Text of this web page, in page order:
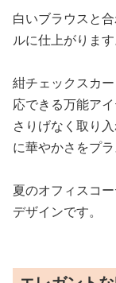
白いブラウスと
ルに仕上がります
紺チェックスカ
応できる万能アイ
さりげなく取り
に華やかさをプラ
夏のオフィスコ
デザインです。